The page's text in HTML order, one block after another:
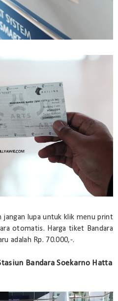
jangan lupa untuk klik menu print
otomatis. Harga tiket Bandara
adalah Rp. 70.000,-.
Bandara Soekarno Hatta